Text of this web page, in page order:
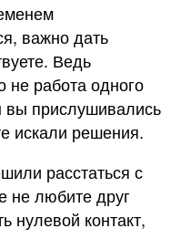
важно дать
Ведь
работа одного
вы прислушивались
искали решения.
расстаться с
не любите друг
нулевой контакт,